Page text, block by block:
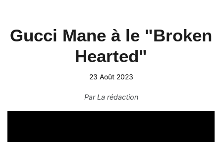
Gucci Mane à le "Broken
Hearted"
23 Août 2023
ParLa rédaction